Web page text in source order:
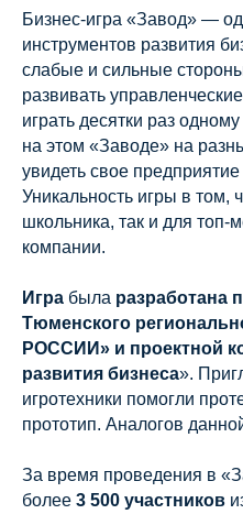
Бизнес-игра «Завод» —
инструментов развития
слабые и сильные
развивать
играть десятки раз
на этом «Заводе» на
увидеть свое
Уникальность игры в том,
школьника, так и для топ-
компании.
Игра была разработана
Тюменского
РОССИИ» и проектной
развития бизнеса».
игротехники помогли
прототип. Аналогов
За время проведения в
более 3 500 участников